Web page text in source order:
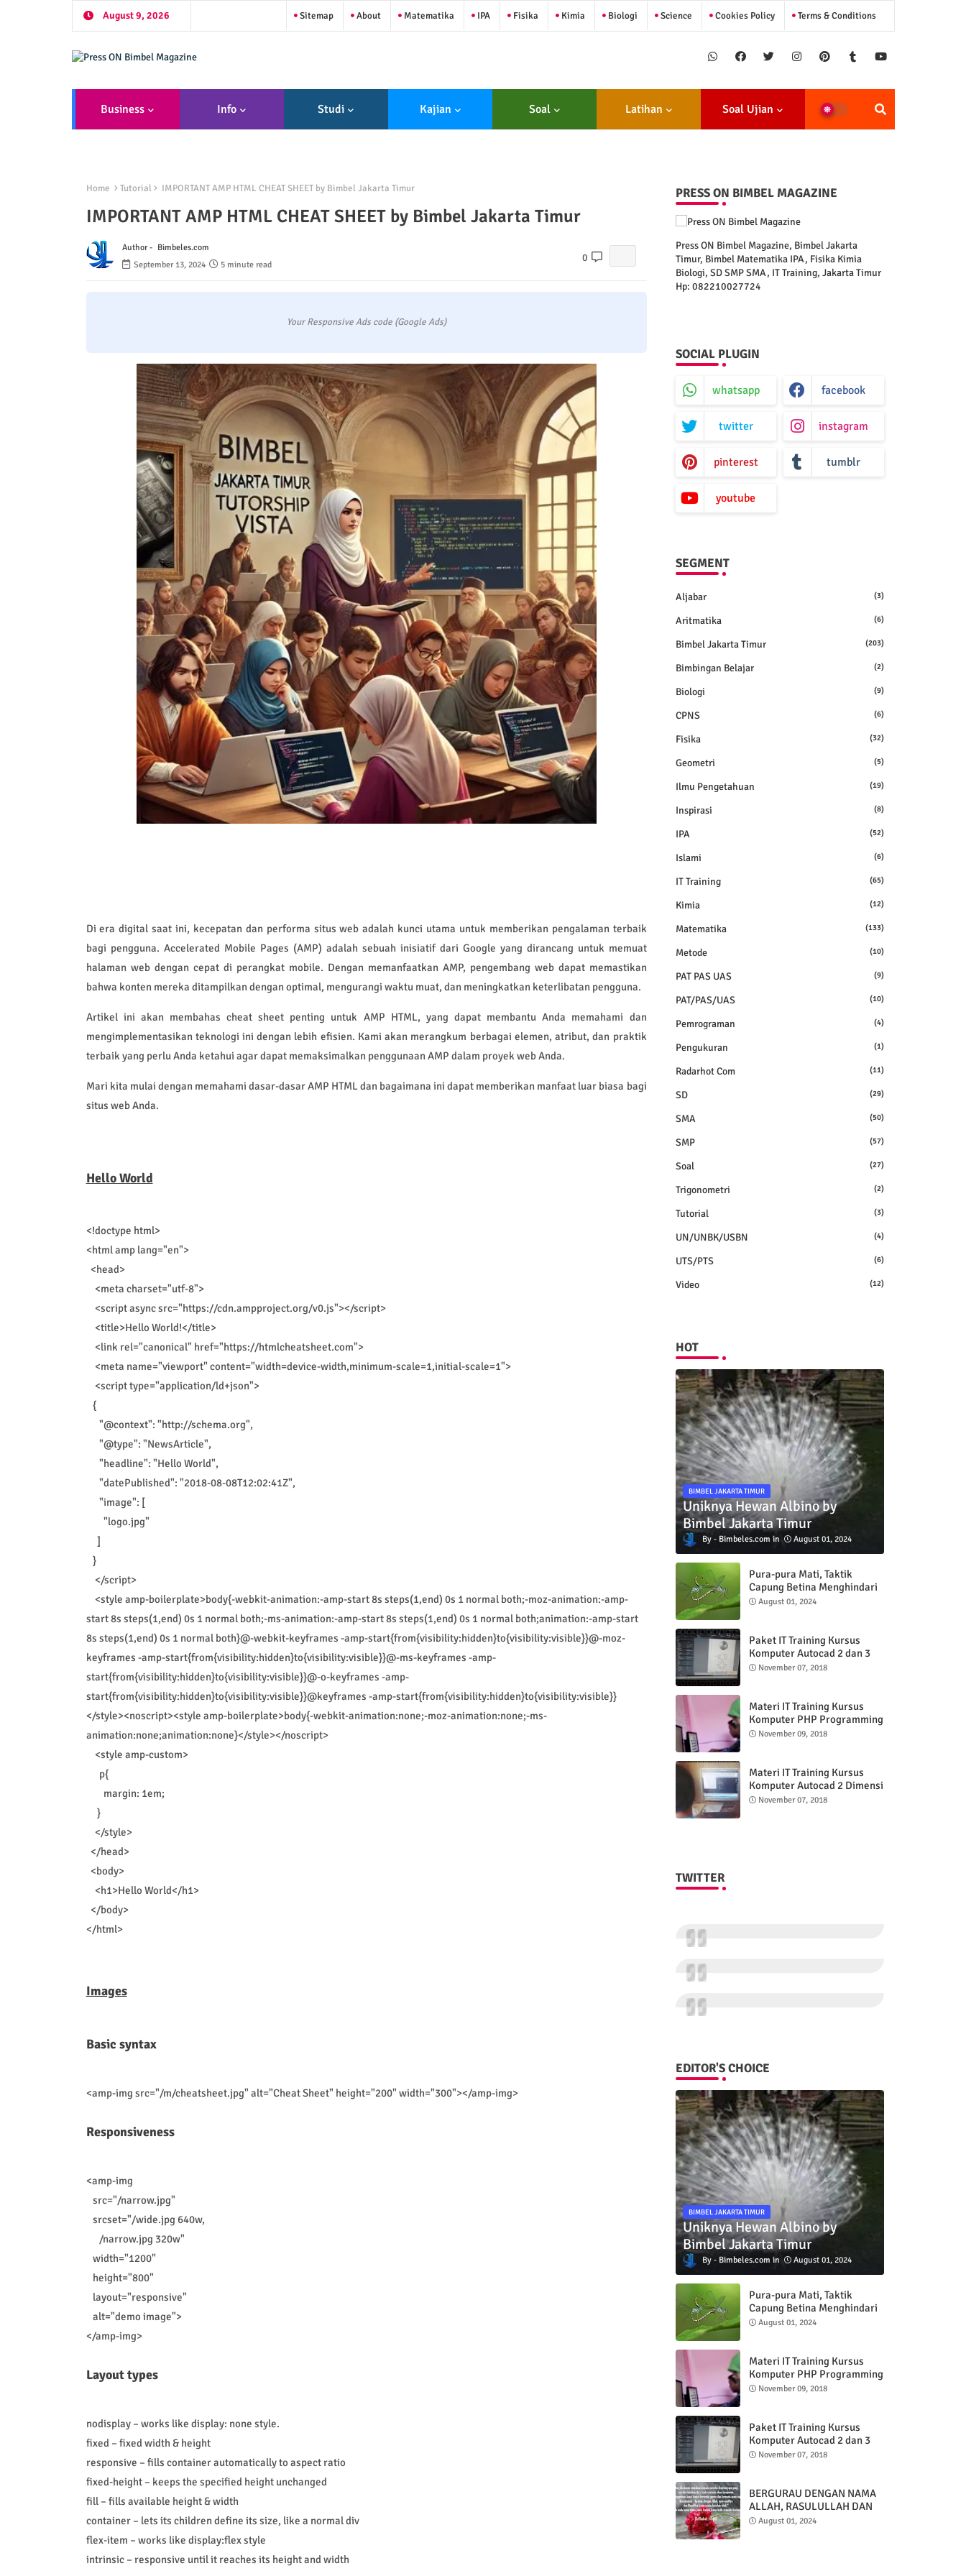
August 9, 2026 Sitemap About Matematika IPA Fisika Kimia Biologi Science Cookies Policy Terms & Conditions
Business Info Studi Kajian Soal Latihan Soal Ujian
Home Tutorial IMPORTANT AMP HTML CHEAT SHEET by Bimbel Jakarta Timur
IMPORTANT AMP HTML CHEAT SHEET by Bimbel Jakarta Timur
Author - Bimbeles.com
September 13, 2024
5 minute read
0
Your Responsive Ads code (Google Ads)
Di era digital saat ini, kecepatan dan performa situs web adalah kunci utama untuk memberikan pengalaman terbaik
bagi pengguna. Accelerated Mobile Pages (AMP) adalah sebuah inisiatif dari Google yang dirancang untuk memuat
halaman web dengan cepat di perangkat mobile. Dengan memanfaatkan AMP, pengembang web dapat memastikan
bahwa konten mereka ditampilkan dengan optimal, mengurangi waktu muat, dan meningkatkan keterlibatan pengguna.
Artikel ini akan membahas cheat sheet penting untuk AMP HTML, yang dapat membantu Anda memahami dan
mengimplementasikan teknologi ini dengan lebih efisien. Kami akan merangkum berbagai elemen, atribut, dan praktik
terbaik yang perlu Anda ketahui agar dapat memaksimalkan penggunaan AMP dalam proyek web Anda.
Mari kita mulai dengan memahami dasar-dasar AMP HTML dan bagaimana ini dapat memberikan manfaat luar biasa bagi
situs web Anda.
Hello World
<!doctype html>
<html amp lang="en">
<head>
<meta charset="utf-8">
<script async src="https://cdn.ampproject.org/v0.js"></script>
<title>Hello World!</title>
<link rel="canonical" href="https://htmlcheatsheet.com">
<meta name="viewport" content="width=device-width,minimum-scale=1,initial-scale=1">
<script type="application/ld+json">
{
"@context": "http://schema.org",
"@type": "NewsArticle",
"headline": "Hello World",
"datePublished": "2018-08-08T12:02:41Z",
"image": [
"logo.jpg"
]
}
</script>
<style amp-boilerplate>body{-webkit-animation:-amp-start 8s steps(1,end) 0s 1 normal both;-moz-animation:-amp-
start 8s steps(1,end) 0s 1 normal both;-ms-animation:-amp-start 8s steps(1,end) 0s 1 normal both;animation:-amp-start
8s steps(1,end) 0s 1 normal both}@-webkit-keyframes -amp-start{from{visibility:hidden}to{visibility:visible}}@-moz-
keyframes -amp-start{from{visibility:hidden}to{visibility:visible}}@-ms-keyframes -amp-
start{from{visibility:hidden}to{visibility:visible}}@-o-keyframes -amp-
start{from{visibility:hidden}to{visibility:visible}}@keyframes -amp-start{from{visibility:hidden}to{visibility:visible}}
</style><noscript><style amp-boilerplate>body{-webkit-animation:none;-moz-animation:none;-ms-
animation:none;animation:none}</style></noscript>
<style amp-custom>
p{
margin: 1em;
}
</style>
</head>
<body>
<h1>Hello World</h1>
</body>
</html>
Images
Basic syntax
<amp-img src="/m/cheatsheet.jpg" alt="Cheat Sheet" height="200" width="300"></amp-img>
Responsiveness
<amp-img
src="/narrow.jpg"
srcset="/wide.jpg 640w,
/narrow.jpg 320w"
width="1200"
height="800"
layout="responsive"
alt="demo image">
</amp-img>
Layout types
nodisplay – works like display: none style.
fixed – fixed width & height
responsive – fills container automatically to aspect ratio
fixed-height – keeps the specified height unchanged
fill – fills available height & width
container – lets its children define its size, like a normal div
flex-item – works like display:flex style
intrinsic – responsive until it reaches its height and width
PRESS ON BIMBEL MAGAZINE
Press ON Bimbel Magazine, Bimbel Jakarta
Timur, Bimbel Matematika IPA, Fisika Kimia
Biologi, SD SMP SMA, IT Training, Jakarta Timur
Hp: 082210027724
SOCIAL PLUGIN
whatsapp facebook
twitter instagram
pinterest tumblr
youtube
SEGMENT
Aljabar (3)
Aritmatika (6)
Bimbel Jakarta Timur (203)
Bimbingan Belajar (2)
Biologi (9)
CPNS (6)
Fisika (32)
Geometri (5)
Ilmu Pengetahuan (19)
Inspirasi (8)
IPA (52)
Islami (6)
IT Training (65)
Kimia (12)
Matematika (133)
Metode (10)
PAT PAS UAS (9)
PAT/PAS/UAS (10)
Pemrograman (4)
Pengukuran (1)
Radarhot Com (11)
SD (29)
SMA (50)
SMP (57)
Soal (27)
Trigonometri (2)
Tutorial (3)
UN/UNBK/USBN (4)
UTS/PTS (6)
Video (12)
HOT
BIMBEL JAKARTA TIMUR
Uniknya Hewan Albino by
Bimbel Jakarta Timur
Bimbeles.com August 01, 2024
Pura-pura Mati, Taktik
Capung Betina Menghindari
Pejantan
August 01, 2024
Paket IT Training Kursus
Komputer Autocad 2 dan 3
DImensi
November 07, 2018
Materi IT Training Kursus
Komputer PHP Programming
& MYSQL basic
November 09, 2018
Materi IT Training Kursus
Komputer Autocad 2 Dimensi
November 07, 2018
TWITTER
EDITOR'S CHOICE
BIMBEL JAKARTA TIMUR
Uniknya Hewan Albino by
Bimbel Jakarta Timur
Bimbeles.com August 01, 2024
Pura-pura Mati, Taktik
Capung Betina Menghindari
Pejantan
August 01, 2024
Materi IT Training Kursus
Komputer PHP Programming
& MYSQL basic
November 09, 2018
Paket IT Training Kursus
Komputer Autocad 2 dan 3
DImensi
November 07, 2018
BERGURAU DENGAN NAMA
ALLAH, RASULULLAH DAN
AL QUR'AN
August 01, 2024